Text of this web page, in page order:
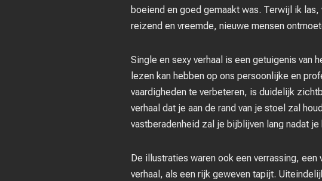
boeiend en goed gemaakt was. Terwijl ik
reizend en vreemde, nieuwe mensen
Single en sexy verhaal is een getuigenis
lezen kan hebben op ons persoonlijke en
vaardigheden te verbeteren, is duidelijk
verhaal dat je aan de rand van je stoel zal
vastberadenheid zal je bijblijven lang nadat
De illustraties waren ook een verrassing,
verhaal, als een rijk geweven tapijt.